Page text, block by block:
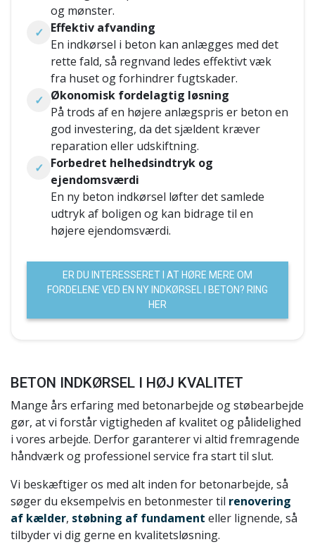
og mønster.
✓ Effektiv afvanding
En indkørsel i beton kan anlægges med det
rette fald, så regnvand ledes effektivt væk
fra huset og forhindrer fugtskader.
✓ Økonomisk fordelagtig løsning
På trods af en højere anlægspris er beton en
god investering, da det sjældent kræver
reparation eller udskiftning.
✓ Forbedret helhedsindtryk og
ejendomsværdi
En ny beton indkørsel løfter det samlede
udtryk af boligen og kan bidrage til en
højere ejendomsværdi.
ER DU INTERESSERET I AT HØRE MERE OM
FORDELENE VED EN NY INDKØRSEL I BETON? RING
HER
BETON INDKØRSEL I HØJ KVALITET
Mange års erfaring med betonarbejde og støbearbejde
gør, at vi forstår vigtigheden af kvalitet og pålidelighed
i vores arbejde. Derfor garanterer vi altid fremragende
håndværk og professionel service fra start til slut.
Vi beskæftiger os med alt inden for betonarbejde, så
søger du eksempelvis en betonmester til renovering
af kælder, støbning af fundament eller lignende, så
tilbyder vi dig gerne en kvalitetsløsning.